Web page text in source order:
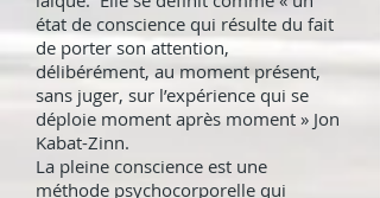
état de conscience qui résulte du fait
de porter son attention,
délibérément, au moment présent,
sans juger, sur l’expérience qui se
déploie moment après moment » Jon
Kabat-Zinn.
La pleine conscience est une
méthode psychocorporelle qui